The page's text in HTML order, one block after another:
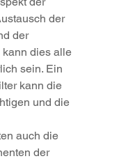
der
der
kann dies alle
sein. Ein
kann die
und die
auch die
der